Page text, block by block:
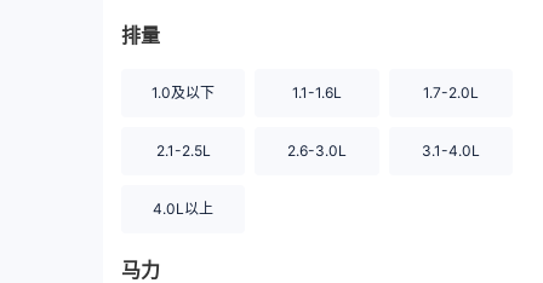
排量
1.0及以下 1.1-1.6L 1.7-2.0L
2.1-2.5L 2.6-3.0L 3.1-4.0L
4.0L以上
马力